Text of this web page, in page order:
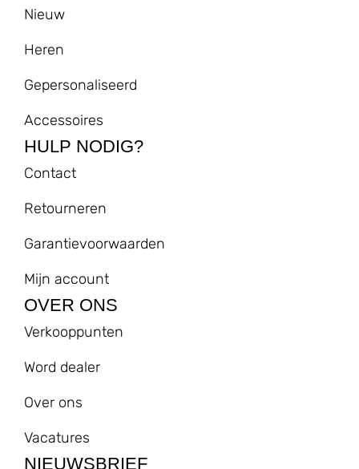
Nieuw
Heren
Gepersonaliseerd
Accessoires
HULP NODIG?
Contact
Retourneren
Garantievoorwaarden
Mijn account
OVER ONS
Verkooppunten
Word dealer
Over ons
Vacatures
NIEUWSBRIEF